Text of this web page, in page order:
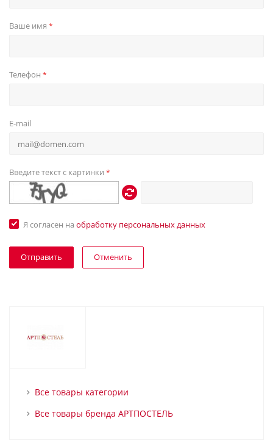
Ваше имя *
Телефон *
E-mail
Введите текст с картинки *
Я согласен на обработку персональных данных
Отменить
Все товары категории
Все товары бренда АРТПОСТЕЛЬ